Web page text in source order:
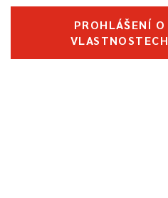
PROHLÁŠENÍ O
VLASTNOSTECH